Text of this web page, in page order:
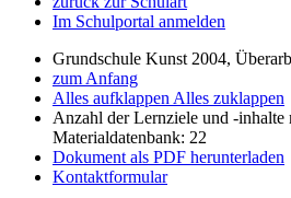
Im Schulportal anmelden
Grundschule Kunst 2004,
zum Anfang
Alles aufklappen Alles zuklappen
Anzahl der Lernziele und -inhalte
Materialdatenbank: 22
Dokument als PDF herunterladen
Kontaktformular